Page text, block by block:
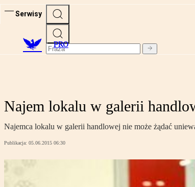
Serwisy
PRO
Najem lokalu w galerii
Najemca lokalu w galerii handlowej nie może żądać
Publikacja: 05.06.2015 06:30